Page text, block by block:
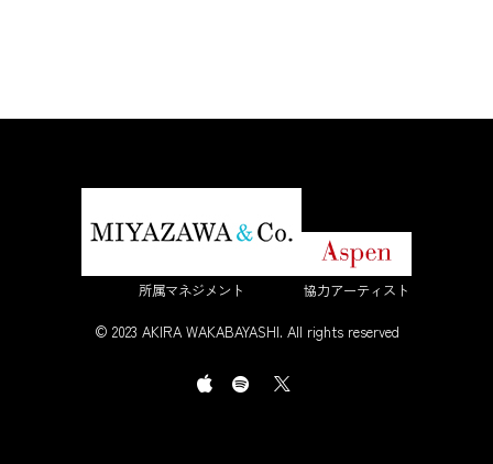
所属マネジメント 協力アーティスト
© 2023 AKIRA WAKABAYASHI. All rights reserved